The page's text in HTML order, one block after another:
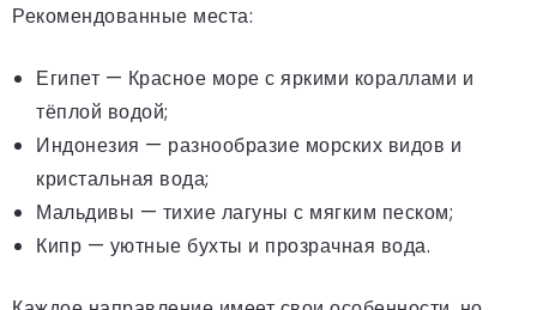
Рекомендованные места:
Египет — Красное море с яркими кораллами и
тёплой водой;
Индонезия — разнообразие морских видов и
кристальная вода;
Мальдивы — тихие лагуны с мягким песком;
Кипр — уютные бухты и прозрачная вода.